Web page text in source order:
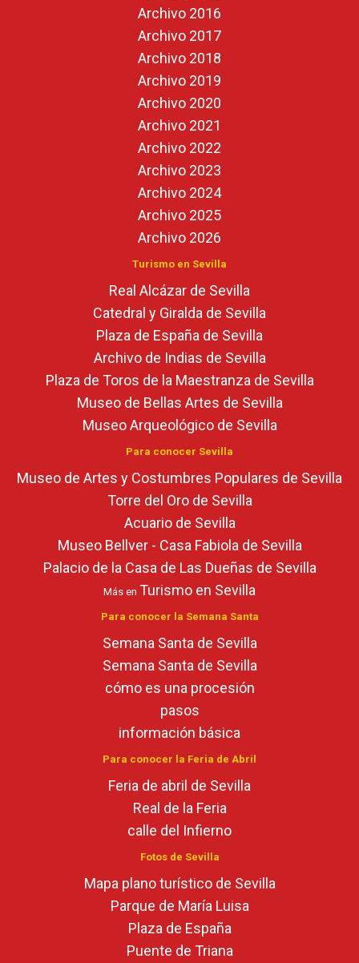
Archivo 2016
Archivo 2017
Archivo 2018
Archivo 2019
Archivo 2020
Archivo 2021
Archivo 2022
Archivo 2023
Archivo 2024
Archivo 2025
Archivo 2026
Turismo en Sevilla
Real Alcázar de Sevilla
Catedral y Giralda de Sevilla
Plaza de España de Sevilla
Archivo de Indias de Sevilla
Plaza de Toros de la Maestranza de Sevilla
Museo de Bellas Artes de Sevilla
Museo Arqueológico de Sevilla
Para conocer Sevilla
Museo de Artes y Costumbres Populares de Sevilla
Torre del Oro de Sevilla
Acuario de Sevilla
Museo Bellver - Casa Fabiola de Sevilla
Palacio de la Casa de Las Dueñas de Sevilla
Más en Turismo en Sevilla
Para conocer la Semana Santa
Semana Santa de Sevilla
Semana Santa de Sevilla
cómo es una procesión
pasos
información básica
Para conocer la Feria de Abril
Feria de abril de Sevilla
Real de la Feria
calle del Infierno
Fotos de Sevilla
Mapa plano turístico de Sevilla
Parque de María Luisa
Plaza de España
Puente de Triana